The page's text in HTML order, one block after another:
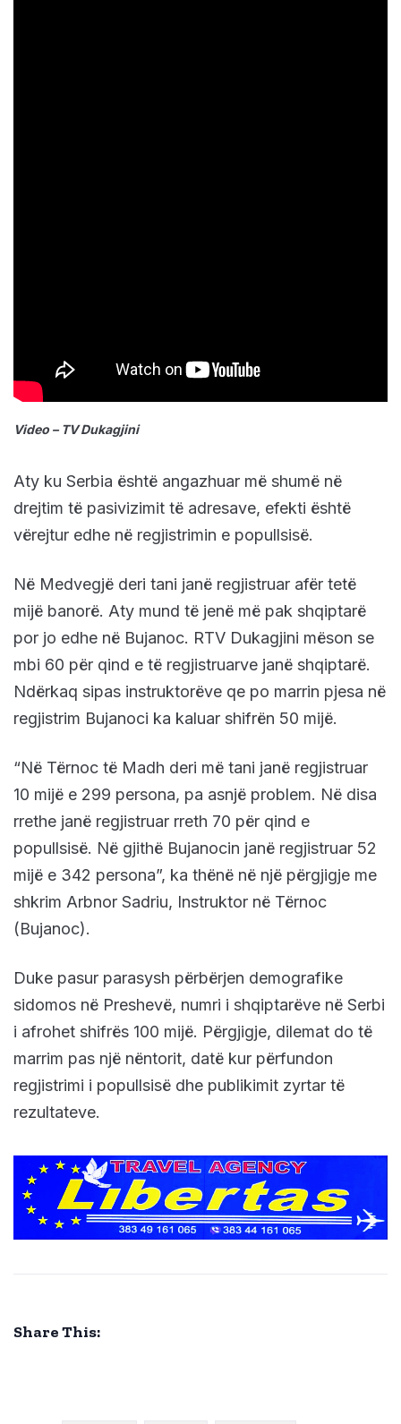
Video – TV Dukagjini
Aty ku Serbia është angazhuar më shumë në
drejtim të pasivizimit të adresave, efekti është
vërejtur edhe në regjistrimin e popullsisë.
Në Medvegjë deri tani janë regjistruar afër tetë
mijë banorë. Aty mund të jenë më pak shqiptarë
por jo edhe në Bujanoc. RTV Dukagjini mëson se
mbi 60 për qind e të regjistruarve janë shqiptarë.
Ndërkaq sipas instruktorëve qe po marrin pjesa në
regjistrim Bujanoci ka kaluar shifrën 50 mijë.
“Në Tërnoc të Madh deri më tani janë regjistruar
10 mijë e 299 persona, pa asnjë problem. Në disa
rrethe janë regjistruar rreth 70 për qind e
popullsisë. Në gjithë Bujanocin janë regjistruar 52
mijë e 342 persona”, ka thënë në një përgjigje me
shkrim Arbnor Sadriu, Instruktor në Tërnoc
(Bujanoc).
Duke pasur parasysh përbërjen demografike
sidomos në Preshevë, numri i shqiptarëve në Serbi
i afrohet shifrës 100 mijë. Përgjigje, dilemat do të
marrim pas një nëntorit, datë kur përfundon
regjistrimi i popullsisë dhe publikimit zyrtar të
rezultateve.
Share This: